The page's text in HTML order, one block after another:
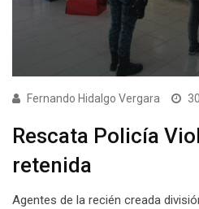
Fernando Hidalgo Vergara
Rescata Policía
retenida
Agentes de la recién creada